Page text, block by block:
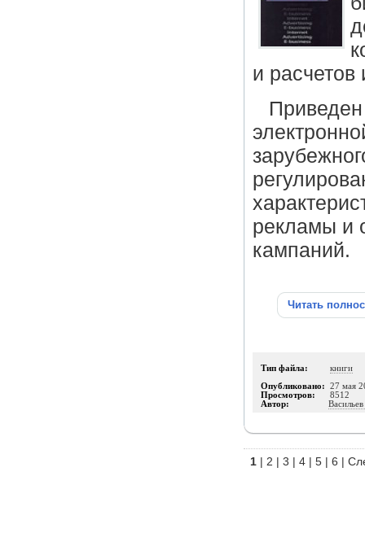
и
рекламы и
кампаний.
Читать
Тип файла: книги
Опубликовано: 27 мая
Просмотров: 8512
Автор:
1 | 2 | 3 | 4 | 5 | 6 |